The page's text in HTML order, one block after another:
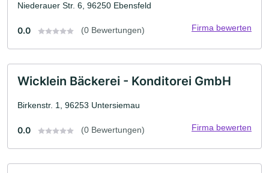
Niederauer Str. 6, 96250 Ebensfeld
0.0 (0 Bewertungen) Firma bewerten
Wicklein Bäckerei - Konditorei GmbH
Birkenstr. 1, 96253 Untersiemau
0.0 (0 Bewertungen) Firma bewerten